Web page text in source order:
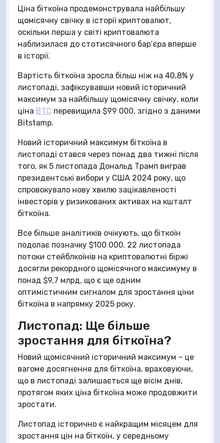
Ціна біткоїна продемонструвала найбільшу
щомісячну свічку в історії криптовалют,
оскільки перша у світі криптовалюта
наблизилася до стотисячного бар’єра вперше
в історії.
Вартість біткоїна зросла більш ніж на 40,8% у
листопаді, зафіксувавши новий історичний
максимум за найбільшу щомісячну свічку, коли
ціна BTC перевищила $99 000, згідно з даними
Bitstamp.
Новий історичний максимум біткоїна в
листопаді стався через понад два тижні після
того, як 5 листопада Дональд Трамп виграв
президентські вибори у США 2024 року, що
спровокувало нову хвилю зацікавленості
інвесторів у ризикованих активах на кшталт
біткоїна.
Все більше аналітиків очікують, що біткоїн
подолає позначку $100 000. 22 листопада
потоки стейблкоїнів на криптовалютні біржі
досягли рекордного щомісячного максимуму в
понад $9,7 млрд, що є ще одним
оптимістичним сигналом для зростання ціни
біткоїна в напрямку 2025 року.
Листопад: Ще більше
зростання для біткоїна?
Новий щомісячний історичний максимум – це
вагоме досягнення для біткоїна, враховуючи,
що в листопаді залишається ще вісім днів,
протягом яких ціна біткоїна може продовжити
зростати.
Листопад історично є найкращим місяцем для
зростання цін на біткоїн, у середньому